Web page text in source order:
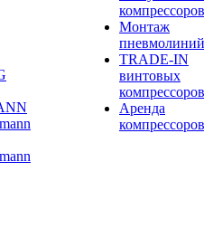
компрессоров
Монтаж
пневмолиний
TRADE-IN
винтовых
компрессоров
Аренда
компрессоров